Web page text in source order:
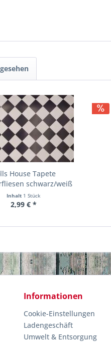
House Tapete
schwarz/weiß
Inhalt 1 Stück
2,99 € *
Informationen
Cookie-Einstellungen
Ladengeschäft
Umwelt & Entsorgung